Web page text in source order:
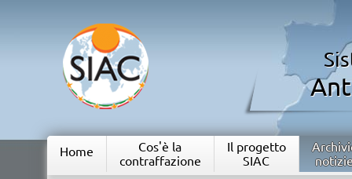
Home
Cos'è la
contraffazione
Il progetto
SIAC